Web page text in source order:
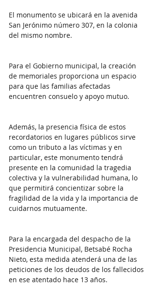
El monumento se ubicará en la avenida
San Jerónimo número 307, en la colonia
del mismo nombre.
Para el Gobierno municipal, la creación
de memoriales proporciona un espacio
para que las familias afectadas
encuentren consuelo y apoyo mutuo.
Además, la presencia física de estos
recordatorios en lugares públicos sirve
como un tributo a las víctimas y en
particular, este monumento tendrá
presente en la comunidad la tragedia
colectiva y la vulnerabilidad humana, lo
que permitirá concientizar sobre la
fragilidad de la vida y la importancia de
cuidarnos mutuamente.
Para la encargada del despacho de la
Presidencia Municipal, Betsabé Rocha
Nieto, esta medida atenderá una de las
peticiones de los deudos de los fallecidos
en ese atentado hace 13 años.